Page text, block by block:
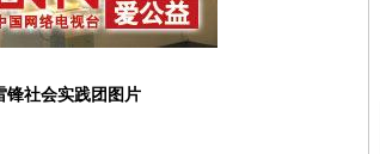
锋社会实践团图片